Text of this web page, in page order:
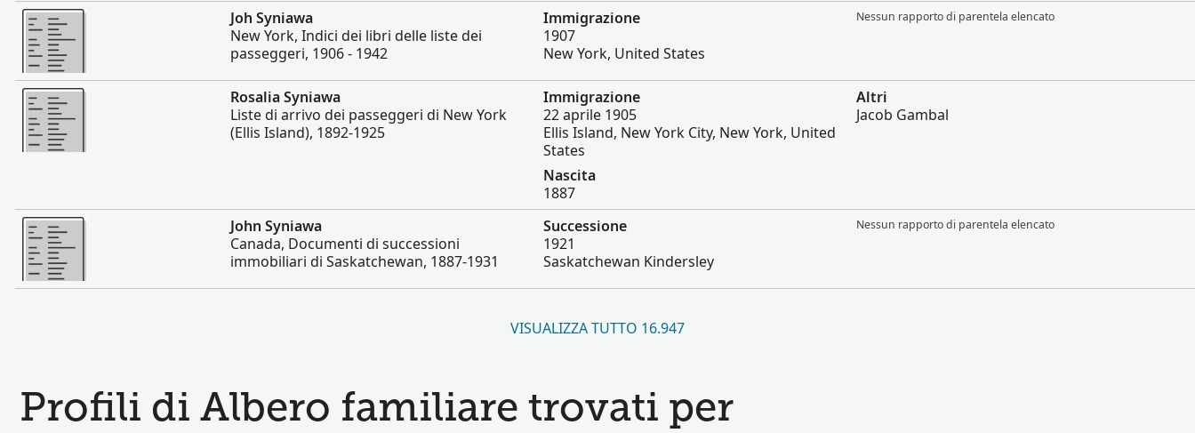
Altro
Joh Syniawa
New York, Indici dei libri delle liste dei
passeggeri, 1906 - 1942
Immigrazione
1907
New York, United States
Nessun rapporto di parentela elencato
Altro
Rosalia Syniawa
Liste di arrivo dei passeggeri di New York
(Ellis Island), 1892-1925
Immigrazione
22 aprile 1905
Ellis Island, New York City, New York, United
States
Nascita
1887
Altri
Jacob Gambal
Altro
John Syniawa
Canada, Documenti di successioni
immobiliari di Saskatchewan, 1887-1931
Successione
1921
Saskatchewan Kindersley
Nessun rapporto di parentela elencato
VISUALIZZA TUTTO 16.947
Profili di Albero familiare trovati per